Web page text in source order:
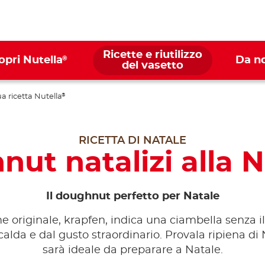
Nutella®
Ricette e riutilizzo
del vasetto
Da
ricetta Nutella®
RICETTA DI NATALE
natalizi alla
Il doughnut perfetto per Natale
originale, krapfen, indica una ciambella senza
e dal gusto straordinario. Provala ripiena di
sarà ideale da preparare a Natale.